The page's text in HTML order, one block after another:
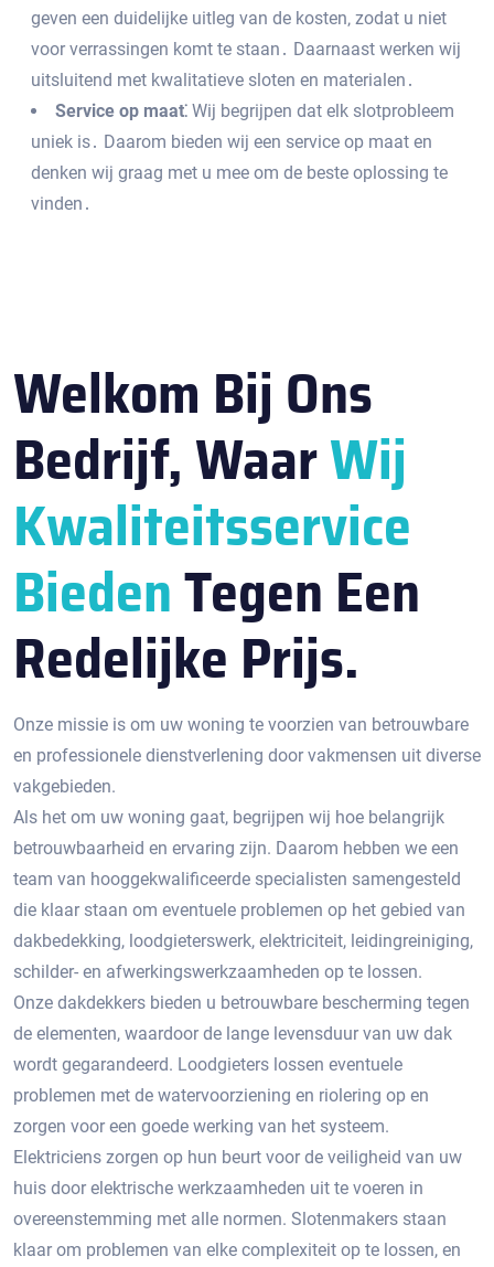
geven een duidelijke uitleg van de kosten‚ zodat u niet
voor verrassingen komt te staan․ Daarnaast werken wij
uitsluitend met kwalitatieve sloten en materialen․
Service op maat⁚ Wij begrijpen dat elk slotprobleem
uniek is․ Daarom bieden wij een service op maat en
denken wij graag met u mee om de beste oplossing te
vinden․
Welkom Bij Ons
Bedrijf, WaarWij
Kwaliteitsservice
BiedenTegen Een
Redelijke Prijs.
Onze missie is om uw woning te voorzien van betrouwbare
en professionele dienstverlening door vakmensen uit diverse
vakgebieden.
Als het om uw woning gaat, begrijpen wij hoe belangrijk
betrouwbaarheid en ervaring zijn. Daarom hebben we een
team van hooggekwalificeerde specialisten samengesteld
die klaar staan om eventuele problemen op het gebied van
dakbedekking, loodgieterswerk, elektriciteit, leidingreiniging,
schilder- en afwerkingswerkzaamheden op te lossen.
Onze dakdekkers bieden u betrouwbare bescherming tegen
de elementen, waardoor de lange levensduur van uw dak
wordt gegarandeerd. Loodgieters lossen eventuele
problemen met de watervoorziening en riolering op en
zorgen voor een goede werking van het systeem.
Elektriciens zorgen op hun beurt voor de veiligheid van uw
huis door elektrische werkzaamheden uit te voeren in
overeenstemming met alle normen. Slotenmakers staan ​​
klaar om problemen van elke complexiteit op te lossen, en